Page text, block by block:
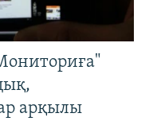
арқылы